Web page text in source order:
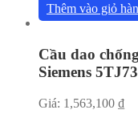
Thêm vào giỏ
Cầu dao
Siemens
Giá: 1,563,100 ₫